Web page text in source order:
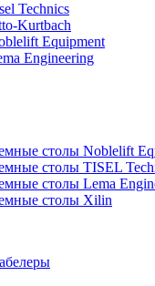
Technics
Kurtbach
Equipment
Engineering
столы Noblelift
столы TISEL
столы Lema
столы Xilin